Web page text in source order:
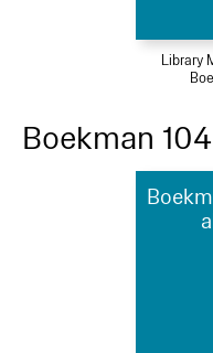
Library
Boekman